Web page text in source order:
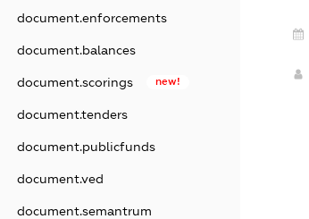
document.enforcements
document.balances
document.scorings new!
document.tenders
document.publicfunds
document.ved
document.semantrum